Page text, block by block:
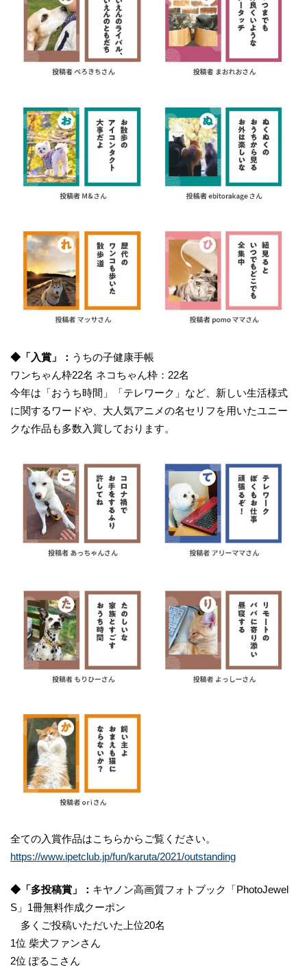
​◆「入賞」： うちの子健康手帳
ワンちゃん枠22名 ネコちゃん枠：22名
今年は「おうち時間」「テレワーク」など、新しい生活様式
に関するワードや、大人気アニメの名セリフを用いたユニー
クな作品も多数入賞しております。
全ての入賞作品はこちらからご覧ください。
https://www.ipetclub.jp/fun/karuta/2021/outstanding
◆「多投稿賞」： キヤノン高画質フォトブック「PhotoJewel
S」1冊無料作成クーポン
多くご投稿いただいた上位20名
1位 柴犬ファンさん
2位 ぽるこさん